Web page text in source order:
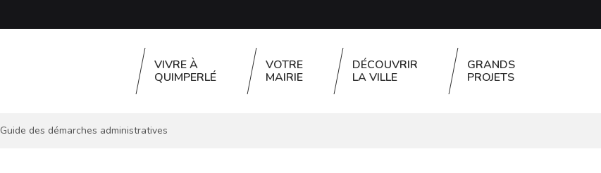
VIVRE À
QUIMPERLÉ
VOTRE
MAIRIE
DÉCOUVRIR
LA VILLE
GRANDS
PROJETS
Guide des démarches administratives